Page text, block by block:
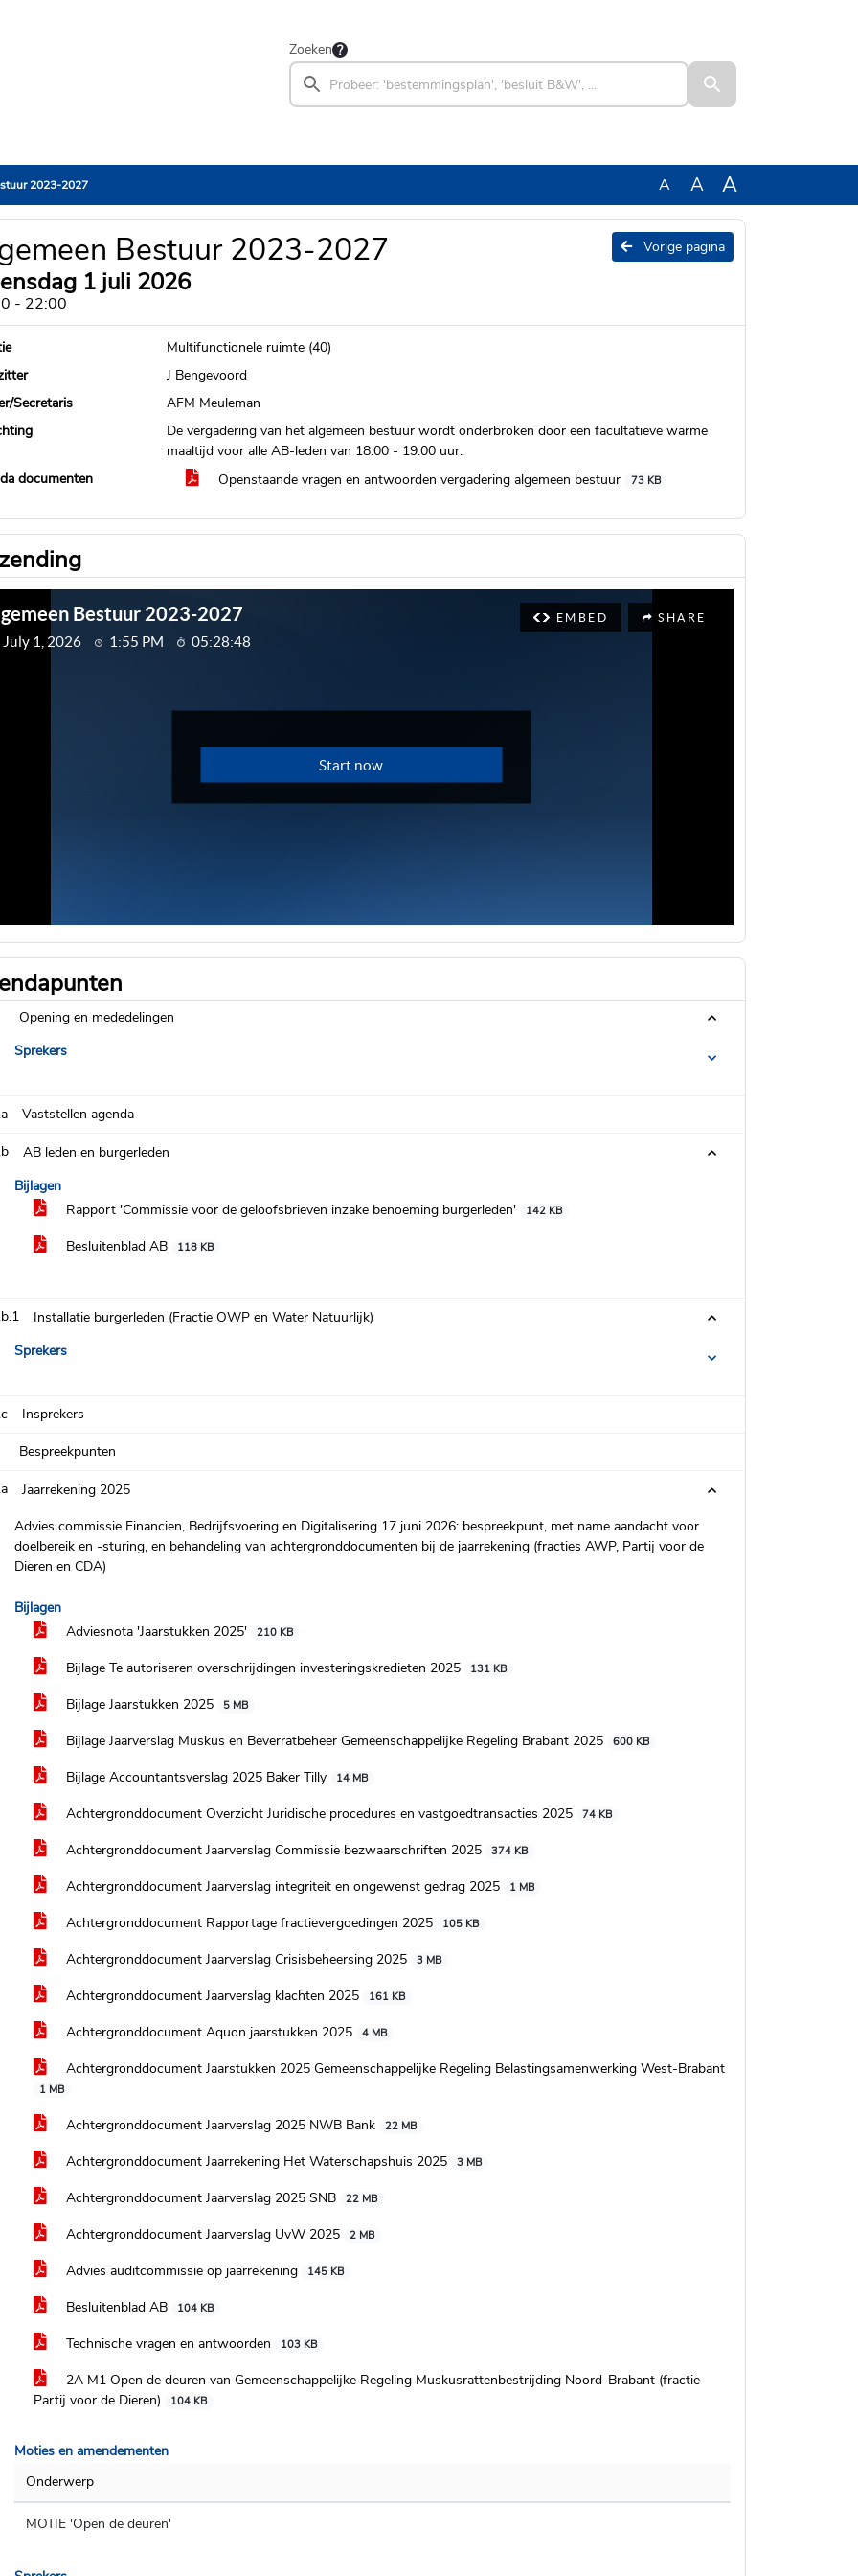
Zoeken
2023-2027 A A A
Vorige pagina
Bestuur 2023-2027
1 juli 2026
- 22:00
Multifunctionele ruimte (40)
J Bengevoord
Secretaris
AFM Meuleman
De vergadering van het algemeen bestuur wordt onderbroken door een facultatieve warme
maaltijd voor alle AB-leden van 18.00 - 19.00 uur.
documenten
Openstaande vragen en antwoorden vergadering algemeen bestuur 73 KB
Opening en mededelingen
Sprekers
Vaststellen agenda
AB leden en burgerleden
Bijlagen
Rapport 'Commissie voor de geloofsbrieven inzake benoeming burgerleden'
142 KB
Besluitenblad AB 118 KB
Installatie burgerleden (Fractie OWP en Water Natuurlijk)
Sprekers
Insprekers
Bespreekpunten
Jaarrekening 2025
Advies commissie Financien, Bedrijfsvoering en Digitalisering 17 juni 2026: bespreekpunt, met name aandacht voor
doelbereik en -sturing, en behandeling van achtergronddocumenten bij de jaarrekening (fracties AWP, Partij voor de
Dieren en CDA)
Bijlagen
Adviesnota 'Jaarstukken 2025'
210 KB
Bijlage Te autoriseren overschrijdingen investeringskredieten 2025 131 KB
Bijlage Jaarstukken 2025 5 MB
Bijlage Jaarverslag Muskus en Beverratbeheer Gemeenschappelijke Regeling Brabant 2025 600 KB
Bijlage Accountantsverslag 2025 Baker Tilly 14 MB
Achtergronddocument Overzicht Juridische procedures en vastgoedtransacties 2025 74 KB
Achtergronddocument Jaarverslag Commissie bezwaarschriften 2025 374 KB
Achtergronddocument Jaarverslag integriteit en ongewenst gedrag 2025 1 MB
Achtergronddocument Rapportage fractievergoedingen 2025 105 KB
Achtergronddocument Jaarverslag Crisisbeheersing 2025 3 MB
Achtergronddocument Jaarverslag klachten 2025 161 KB
Achtergronddocument Aquon jaarstukken 2025 4 MB
Achtergronddocument Jaarstukken 2025 Gemeenschappelijke Regeling Belastingsamenwerking West-Brabant
1 MB
Achtergronddocument Jaarverslag 2025 NWB Bank 22 MB
Achtergronddocument Jaarrekening Het Waterschapshuis 2025 3 MB
Achtergronddocument Jaarverslag 2025 SNB 22 MB
Achtergronddocument Jaarverslag UvW 2025 2 MB
Advies auditcommissie op jaarrekening 145 KB
Besluitenblad AB 104 KB
Technische vragen en antwoorden 103 KB
2A M1 Open de deuren van Gemeenschappelijke Regeling Muskusrattenbestrijding Noord-Brabant (fractie
Partij voor de Dieren)
104 KB
Moties en amendementen
Onderwerp
MOTIE 'Open de deuren'